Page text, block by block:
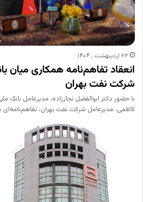
۲۲ اردیبهشت , ۱۴۰۴
انعقاد تفاهم‌نامه همکاری میان
شرکت نفت بهران
با حضور دکتر ابوالفضل نجارزاده، مدیرعامل بانک
کاظمی، مدیرعامل شرکت نفت بهران، تفاهم‌نامه‌ای